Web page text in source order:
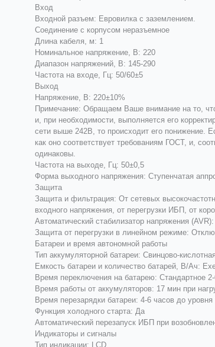
Вход
Входной разъем: Евровилка с заземлением.
Соединение с корпусом неразъемное
Длина кабеля, м: 1
Номинальное напряжение, В: 220
Диапазон напряжений, В: 145-290
Частота на входе, Гц: 50/60±5
Выход
Напряжение, В: 220±10%
Примечание: Обращаем Ваше внимание на то,
и, при необходимости, выполняется его
сети выше 242В, то происходит его понижение.
как оно соответствует требованиям ГОСТ, и,
одинаковы.
Частота на выходе, Гц: 50±0,5
Форма выходного напряжения: Ступенчатая
Защита
Защита и фильтрация: От сетевых
входного напряжения, от перегрузки ИБП, от
Автоматический стабилизатор напряжения
Защита от перегрузки в линейном режиме:
Батареи и время автономной работы
Тип аккумуляторной батареи: Свинцово-
Емкость батареи и количество батарей, В/Ач:
Время переключения на батарею: Стандартное
Время работы от аккумуляторов: 17 мин при
Время перезарядки батареи: 4-6 часов до
Функция холодного старта: Да
Автоматический перезапуск ИБП при
Индикаторы и сигналы
Тип индикации: LCD